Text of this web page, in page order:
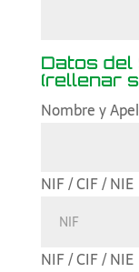
Datos
(rellenar
Nombre y
NIF / CIF / NIE
NIF / CIF / NIE